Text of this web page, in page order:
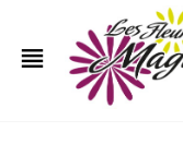
view_headline